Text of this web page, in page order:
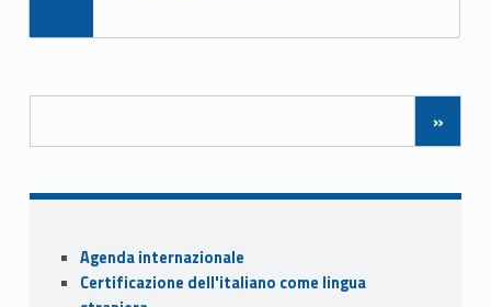
o n
e
o
o
k
to
o
n
ai ar
Posts Navigation
»
Sidebar
Agenda internazionale
Certificazione dell'italiano come lingua